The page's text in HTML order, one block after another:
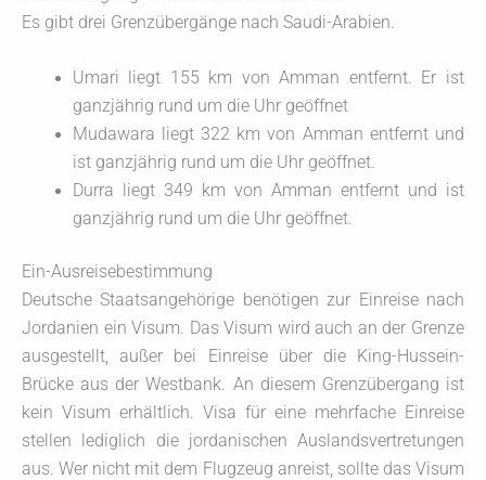
Es gibt drei Grenzübergänge nach Saudi-Arabien.
Umari liegt 155 km von Amman entfernt. Er ist
ganzjährig rund um die Uhr geöffnet
Mudawara liegt 322 km von Amman entfernt und
ist ganzjährig rund um die Uhr geöffnet.
Durra liegt 349 km von Amman entfernt und ist
ganzjährig rund um die Uhr geöffnet.
Ein-Ausreisebestimmung
Deutsche Staatsangehörige benötigen zur Einreise nach
Jordanien ein Visum. Das Visum wird auch an der Grenze
ausgestellt, außer bei Einreise über die King-Hussein-
Brücke aus der Westbank. An diesem Grenzübergang ist
kein Visum erhältlich. Visa für eine mehrfache Einreise
stellen lediglich die jordanischen Auslandsvertretungen
aus. Wer nicht mit dem Flugzeug anreist, sollte das Visum